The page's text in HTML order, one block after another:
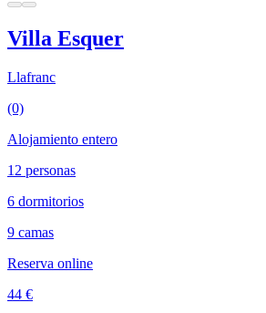
Villa Esquer
Llafranc
(0)
Alojamiento entero
12 personas
6 dormitorios
9 camas
Reserva online
44 €